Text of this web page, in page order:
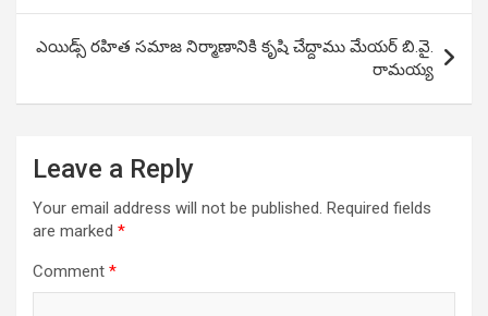
ఎయిడ్స్ రహిత సమాజ నిర్మాణానికి కృషి చేద్దాము మేయర్ బి.వై.
రామయ్య
Leave a Reply
Your email address will not be published. Required fields
are marked *
Comment *